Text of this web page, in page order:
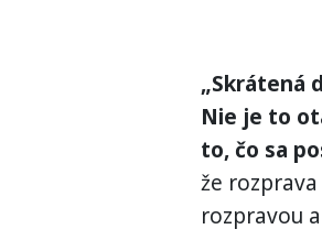
„Skrátená
Nie je to
to, čo sa
že
rozpravou